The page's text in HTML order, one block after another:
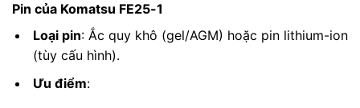
Pin của Komatsu FE25-1
Loại pin: Ắc quy khô (gel/AGM) hoặc pin lithium-ion
(tùy cấu hình).
Ưu điểm: